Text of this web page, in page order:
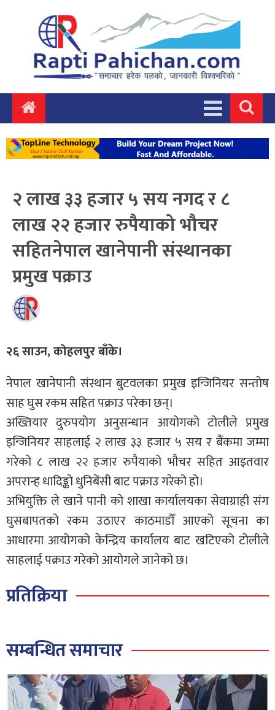
२ लाख ३३ हजार ५ सय नगद र ८
लाख २२ हजार रुपैयाको भौचर
सहितनेपाल खानेपानी संस्थानका
प्रमुख पक्राउ
२६ साउन, कोहलपुर बाँके।
नेपाल खानेपानी संस्थान बुटवलका प्रमुख इन्जिनियर सन्तोष
साह घुस रकम सहित पक्राउ परेका छन्।
अख्तियार दुरुपयोग अनुसन्धान आयोगको टोलीले प्रमुख
इन्जिनियर साहलाई २ लाख ३३ हजार ५ सय र बैंकमा जम्मा
गरेको ८ लाख २२ हजार रुपैयाको भौचर सहित आइतवार
अपरान्ह धादिङ्को धुनिबेंसी बाट पक्राउ गरेको हो।
अभियुक्ति ले खाने पानी को शाखा कार्यालयका सेवाग्राही संग
घुसबापतको रकम उठाएर काठमाडौँ आएको सूचना का
आधारमा आयोगको केन्द्रिय कार्यालय बाट खटिएको टोलीले
साहलाई पक्राउ गरेको आयोगले जानेको छ।
प्रतिक्रिया
सम्बन्धित समाचार